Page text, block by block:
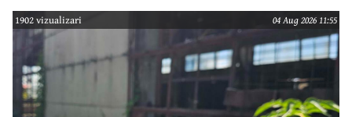
ca parte a unui demers mai amplu de utilizare responsabilă
a fondurilor publice.
1902 vizualizari 04 Aug 2026 11:55